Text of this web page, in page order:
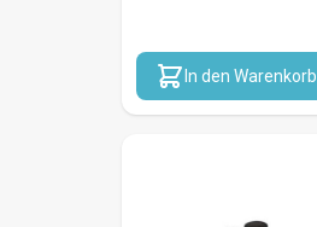
In den Warenkorb